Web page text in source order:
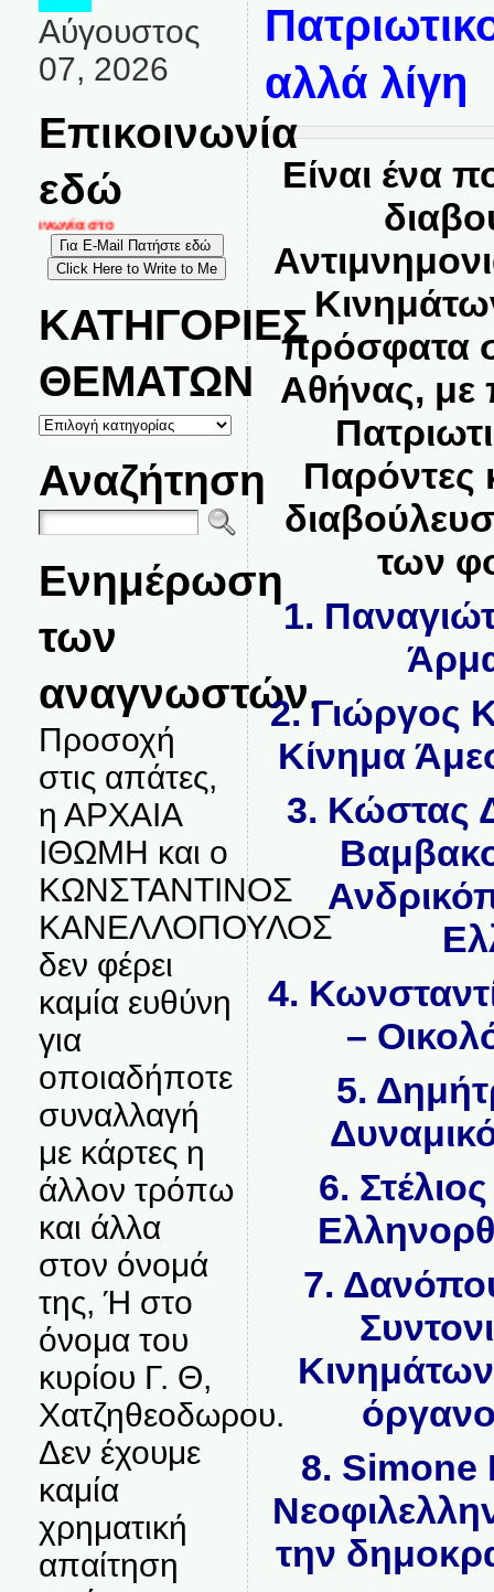
Αύγουστος
07, 2026
Επικοινωνία
εδώ
στο
ΚΑΤΗΓΟΡΙΕΣ
ΘΕΜΑΤΩΝ
ΚΑΤΗΓΟΡΙΕΣ
ΘΕΜΑΤΩΝ
Αναζήτηση
Ενημέρωση
των
αναγνωστών.
Προσοχή
στις απάτες,
η ΑΡΧΑΙΑ
ΙΘΩΜΗ και ο
ΚΩΝΣΤΑΝΤΙΝΟΣ
ΚΑΝΕΛΛΟΠΟΥΛΟΣ
δεν φέρει
καμία ευθύνη
για
οποιαδήποτε
συναλλαγή
με κάρτες η
άλλον τρόπω
και άλλα
στον όνομά
της, Ή στο
όνομα του
κυρίου Γ. Θ,
Χατζηθεοδωρου.
Δεν έχουμε
καμία
χρηματική
απαίτηση
αλλά λίγη
Είναι ένα
πρόσφατα
Αθήνας, με
Παρόντες
των
1.
2. Γιώργος
Κίνημα
3. Κώστας
4.
–
5.
6.
7.
8. Simone
την